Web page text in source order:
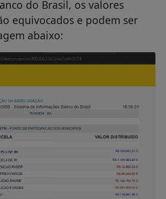
do Brasil, os valores
equivocados e podem ser
abaixo: